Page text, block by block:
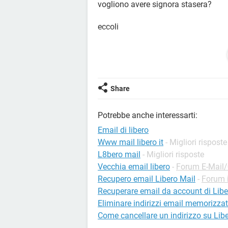
vogliono avere signora stasera?
eccoli
provalo
ma ieri mi è arrivata un'altra email
sessuali ed in fine c'è scritto
Cosa posso fare per evitare di
potevano essere dei spam,ma ora
username penso che qualcuno
la mia password e fino ad ora non
sicurezza del doppio
password mi inviano un codice sul
molta dimestichezza con il pc
chiari e semplici.
Share
Potrebbe anche interessarti:
Email di libero
Www mail libero it - Migliori risposte
L8bero mail - Migliori risposte
Vecchia email libero - Forum E-
Recupero email Libero Mail - Forum
Recuperare email da account di
Eliminare indirizzi email
Come cancellare un indirizzo su